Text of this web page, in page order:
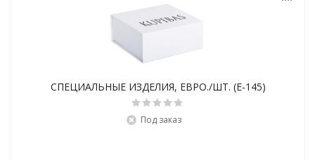
СПЕЦИАЛЬНЫЕ ИЗДЕЛИЯ, ЕВРО./ШТ. (E-145)
Под заказ